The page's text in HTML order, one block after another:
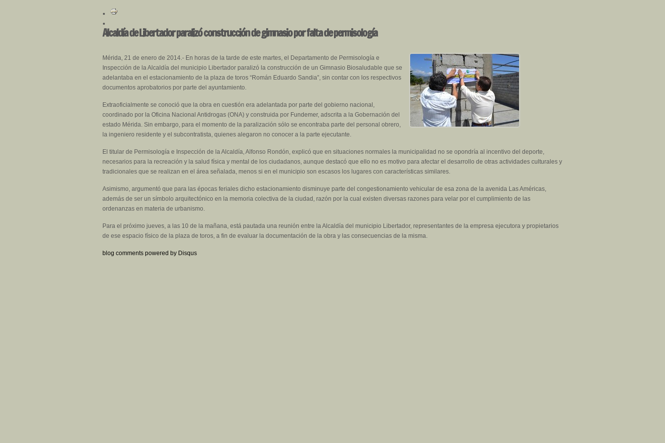
Alcaldía de Libertador paralizó construcción de gimnasio por falta de permisología
Mérida, 21 de enero de 2014.- En horas de la tarde de este martes, el Departamento de Permisología e
Inspección de la Alcaldía del municipio Libertador paralizó la construcción de un Gimnasio Biosaludable que se
adelantaba en el estacionamiento de la plaza de toros “Román Eduardo Sandia”, sin contar con los respectivos
documentos aprobatorios por parte del ayuntamiento.
Extraoficialmente se conoció que la obra en cuestión era adelantada por parte del gobierno nacional,
coordinado por la Oficina Nacional Antidrogas (ONA) y construida por Fundemer, adscrita a la Gobernación del
estado Mérida. Sin embargo, para el momento de la paralización sólo se encontraba parte del personal obrero,
la ingeniero residente y el subcontratista, quienes alegaron no conocer a la parte ejecutante.
El titular de Permisología e Inspección de la Alcaldía, Alfonso Rondón, explicó que en situaciones normales la municipalidad no se opondría al incentivo del deporte,
necesarios para la recreación y la salud física y mental de los ciudadanos, aunque destacó que ello no es motivo para afectar el desarrollo de otras actividades culturales y
tradicionales que se realizan en el área señalada, menos si en el municipio son escasos los lugares con características similares.
Asimismo, argumentó que para las épocas feriales dicho estacionamiento disminuye parte del congestionamiento vehicular de esa zona de la avenida Las Américas,
además de ser un símbolo arquitectónico en la memoria colectiva de la ciudad, razón por la cual existen diversas razones para velar por el cumplimiento de las
ordenanzas en materia de urbanismo.
Para el próximo jueves, a las 10 de la mañana, está pautada una reunión entre la Alcaldía del municipio Libertador, representantes de la empresa ejecutora y propietarios
de ese espacio físico de la plaza de toros, a fin de evaluar la documentación de la obra y las consecuencias de la misma.
blog comments powered by Disqus